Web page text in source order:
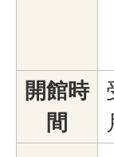
開館時
間